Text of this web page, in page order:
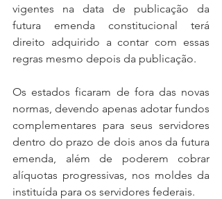
vigentes na data de publicação da
futura emenda constitucional terá
direito adquirido a contar com essas
regras mesmo depois da publicação.
Os estados ficaram de fora das novas
normas, devendo apenas adotar fundos
complementares para seus servidores
dentro do prazo de dois anos da futura
emenda, além de poderem cobrar
alíquotas progressivas, nos moldes da
instituída para os servidores federais.